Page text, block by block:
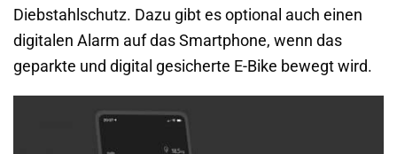
Diebstahlschutz. Dazu gibt es optional auch einen
digitalen Alarm auf das Smartphone, wenn das
geparkte und digital gesicherte E-Bike bewegt wird.